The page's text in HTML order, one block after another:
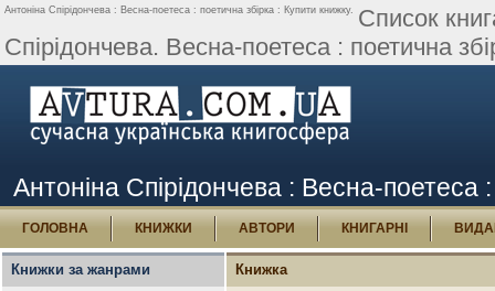
Антоніна Спірідончева : Весна-поетеса : поетична збірка : Купити книжку. Список
Спірідончева. Весна-поетеса : поетична
Антоніна Спірідончева : Весна-поетеса
ГОЛОВНА КНИЖКИ АВТОРИ КНИГАРНІ
Книжки за жанрами Книжка